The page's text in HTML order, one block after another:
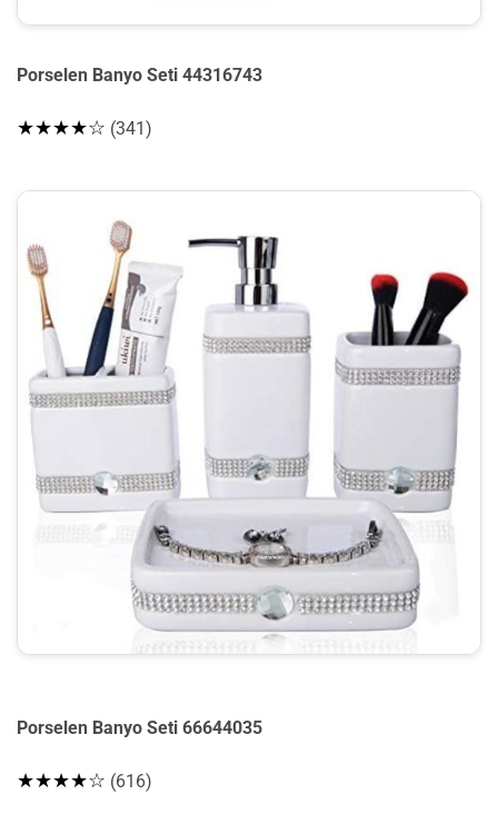
Porselen Banyo Seti 44316743
★★★★☆ (341)
Porselen Banyo Seti 66644035
★★★★☆ (616)